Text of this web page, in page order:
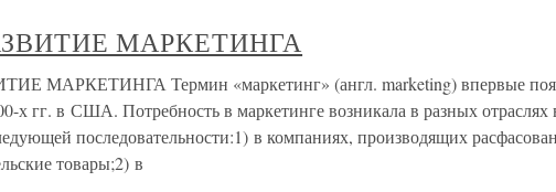
МАРКЕТИНГА
МАРКЕТИНГА Термин «маркетинг» (англ. marketing) впервые
х гг. в США. Потребность в маркетинге возникала в разных отраслях
последовательности:1) в компаниях, производящих
товары;2) в